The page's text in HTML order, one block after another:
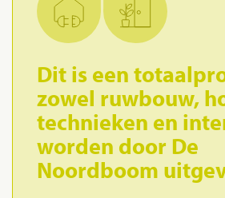
Dit is een
zowel ruwbouw,
technieken en
worden door De
Noordboom